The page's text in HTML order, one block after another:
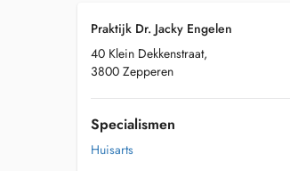
Praktijk Dr. Jacky Engelen
40 Klein Dekkenstraat,
3800 Zepperen
Specialismen
Huisarts